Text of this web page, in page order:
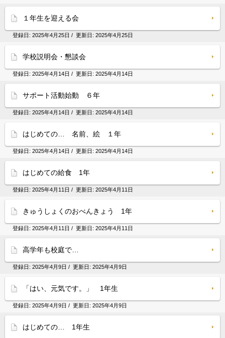
１年生を迎える会
登録日: 2025年4月25日 / 更新日: 2025年4月25日
学校説明会・懇談会
登録日: 2025年4月14日 / 更新日: 2025年4月14日
サポート活動始動 ６年
登録日: 2025年4月14日 / 更新日: 2025年4月14日
はじめての… 名前、絵 １年
登録日: 2025年4月14日 / 更新日: 2025年4月14日
はじめての給食 1年
登録日: 2025年4月11日 / 更新日: 2025年4月11日
きゅうしょくのおべんきょう 1年
登録日: 2025年4月11日 / 更新日: 2025年4月11日
高学年も校庭で…
登録日: 2025年4月9日 / 更新日: 2025年4月9日
「はい、元気です。」 1年生
登録日: 2025年4月9日 / 更新日: 2025年4月9日
はじめての… 1年生